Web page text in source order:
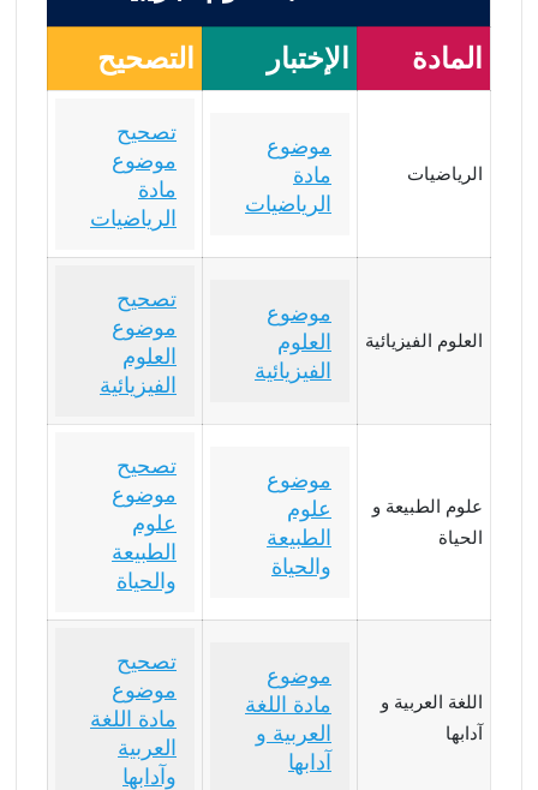
المادة الإختبار التصحيح
الرياضيات
موضوع
مادة
الرياضيات
تصحيح
موضوع
مادة
الرياضيات
العلوم الفيزيائية
موضوع
العلوم
الفيزيائية
تصحيح
موضوع
العلوم
الفيزيائية
علوم الطبيعة و
الحياة
موضوع
علوم
الطبيعة
والحياة
تصحيح
موضوع
علوم
الطبيعة
والحياة
اللغة العربية و
آدابها
موضوع
مادة اللغة
العربية و
آدابها
تصحيح
موضوع
مادة اللغة
العربية
وآدابها